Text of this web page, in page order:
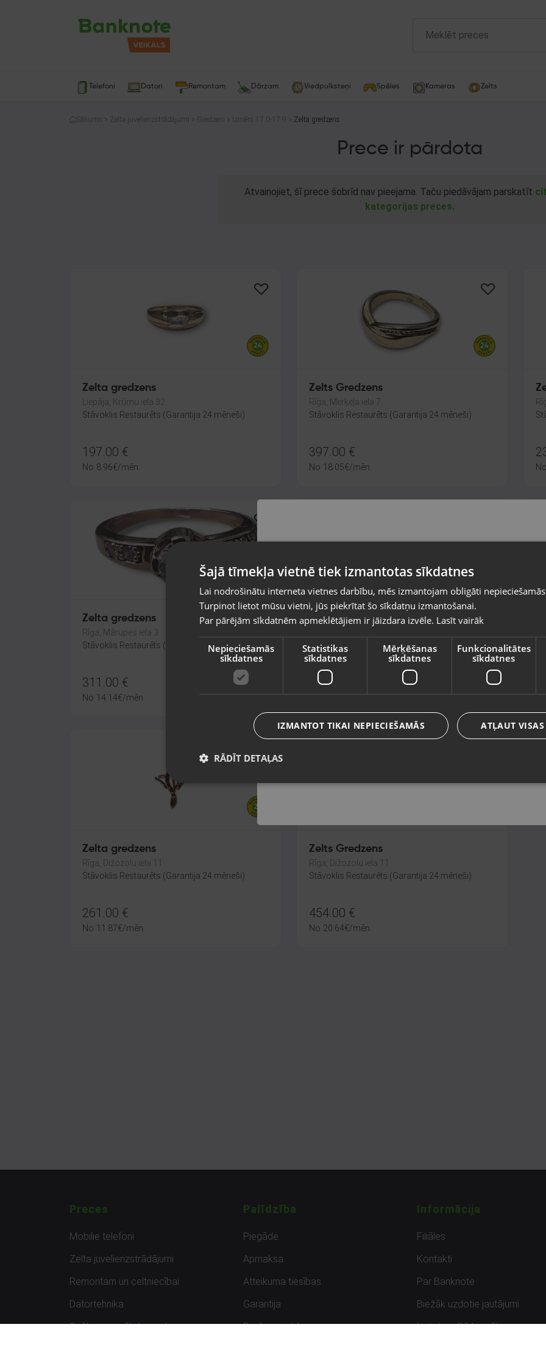
Telefoni Datori Remontam Dārzam Viedpulksteņi Spēles Kameras Zelts
Sākums Zelta juvelierizstrādājumi Gredzeni Izmērs 17.0-17.9 Zelta gredzens
Prece ir pārdota
Atvainojiet, šī prece šobrīd nav pieejama. Taču piedāvājam parskatīt
kategorijas preces.
Zelta gredzens
Liepāja, Krūmu iela 32
Stāvoklis Restaurēts (Garantija 24 mēneši)
197.00 €
No 8.96€/mēn.
Zelts Gredzens
Rīga, Merķeļa iela 7
Stāvoklis Restaurēts (Garantija 24 mēneši)
397.00 €
No 18.05€/mēn. No
Zelta gredzens
Rīga, Mārupes iela 3
Stāvoklis Restaurēts (Garantija 24 mēneši)
311.00 €
No 14.14€/mēn.
Zelta gredzens
Stāvoklis Restaurēts (Garantija 24 mēneši)
850.00
No 38.64€/mēn.
Zelta gredzens
Rīga, Dižozolu iela 11
Stāvoklis Restaurēts (Garantija 24 mēneši)
261.00 €
No 11.87€/mēn.
Zelts Gredzens
Rīga, Dižozolu iela 11
Stāvoklis Restaurēts (Garantija 24 mēneši)
454.00 €
No 20.64€/mēn.
Preces
Mobilie telefoni
Zelta juvelierizstrādājumi
Remontam un celtniecībai
Datortehnika
Spēles un spēļu konsoles
Palīdzība
Piegāde
Apmaksa
Atteikuma tiesības
Garantija
Preču uzpirkšana
Informācija
Filiāles
Kontakti
Par Banknote
Biežāk uzdotie jautājumi
Lietots – Pārbaudīts
valsti
Vietnes saturs būs attēlots izvēlētajā valodā
Valsts
Valoda
Latviešu / Latvian
Šajā tīmekļa vietnē tiek izmantotas sīkdatnes
Lai nodrošinātu interneta vietnes darbību, mēs izmantojam obligāti
Turpinot lietot mūsu vietni, jūs piekrītat šo sīkdatņu izmantošanai.
Par pārējām sīkdatnēm apmeklētājiem ir jāizdara izvēle. Lasīt vairāk
Nepieciešamās
sīkdatnes
Statistikas
sīkdatnes
Mērķēšanas
sīkdatnes
Funkcionalitātes
sīkdatnes
ATĻAUT
IZMANTOT TIKAI NEPIECIEŠAMĀS
RĀDĪT DETAĻAS